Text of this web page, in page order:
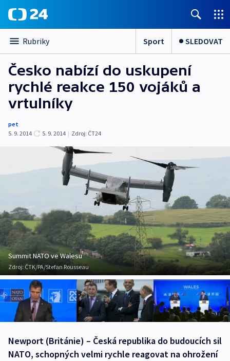
Rubriky Sport SLEDOVAT
Česko nabízí do uskupení
rychlé reakce 150 vojáků a
vrtulníky
pet
5. 9. 2014
5. 9. 2014 | Zdroj: ČT24
Summit NATO ve Walesu
Zdroj: ČTK/PA/Stefan Rousseau
Newport (Británie) – Česká republika do budoucích sil
NATO, schopných velmi rychle reagovat na ohrožení